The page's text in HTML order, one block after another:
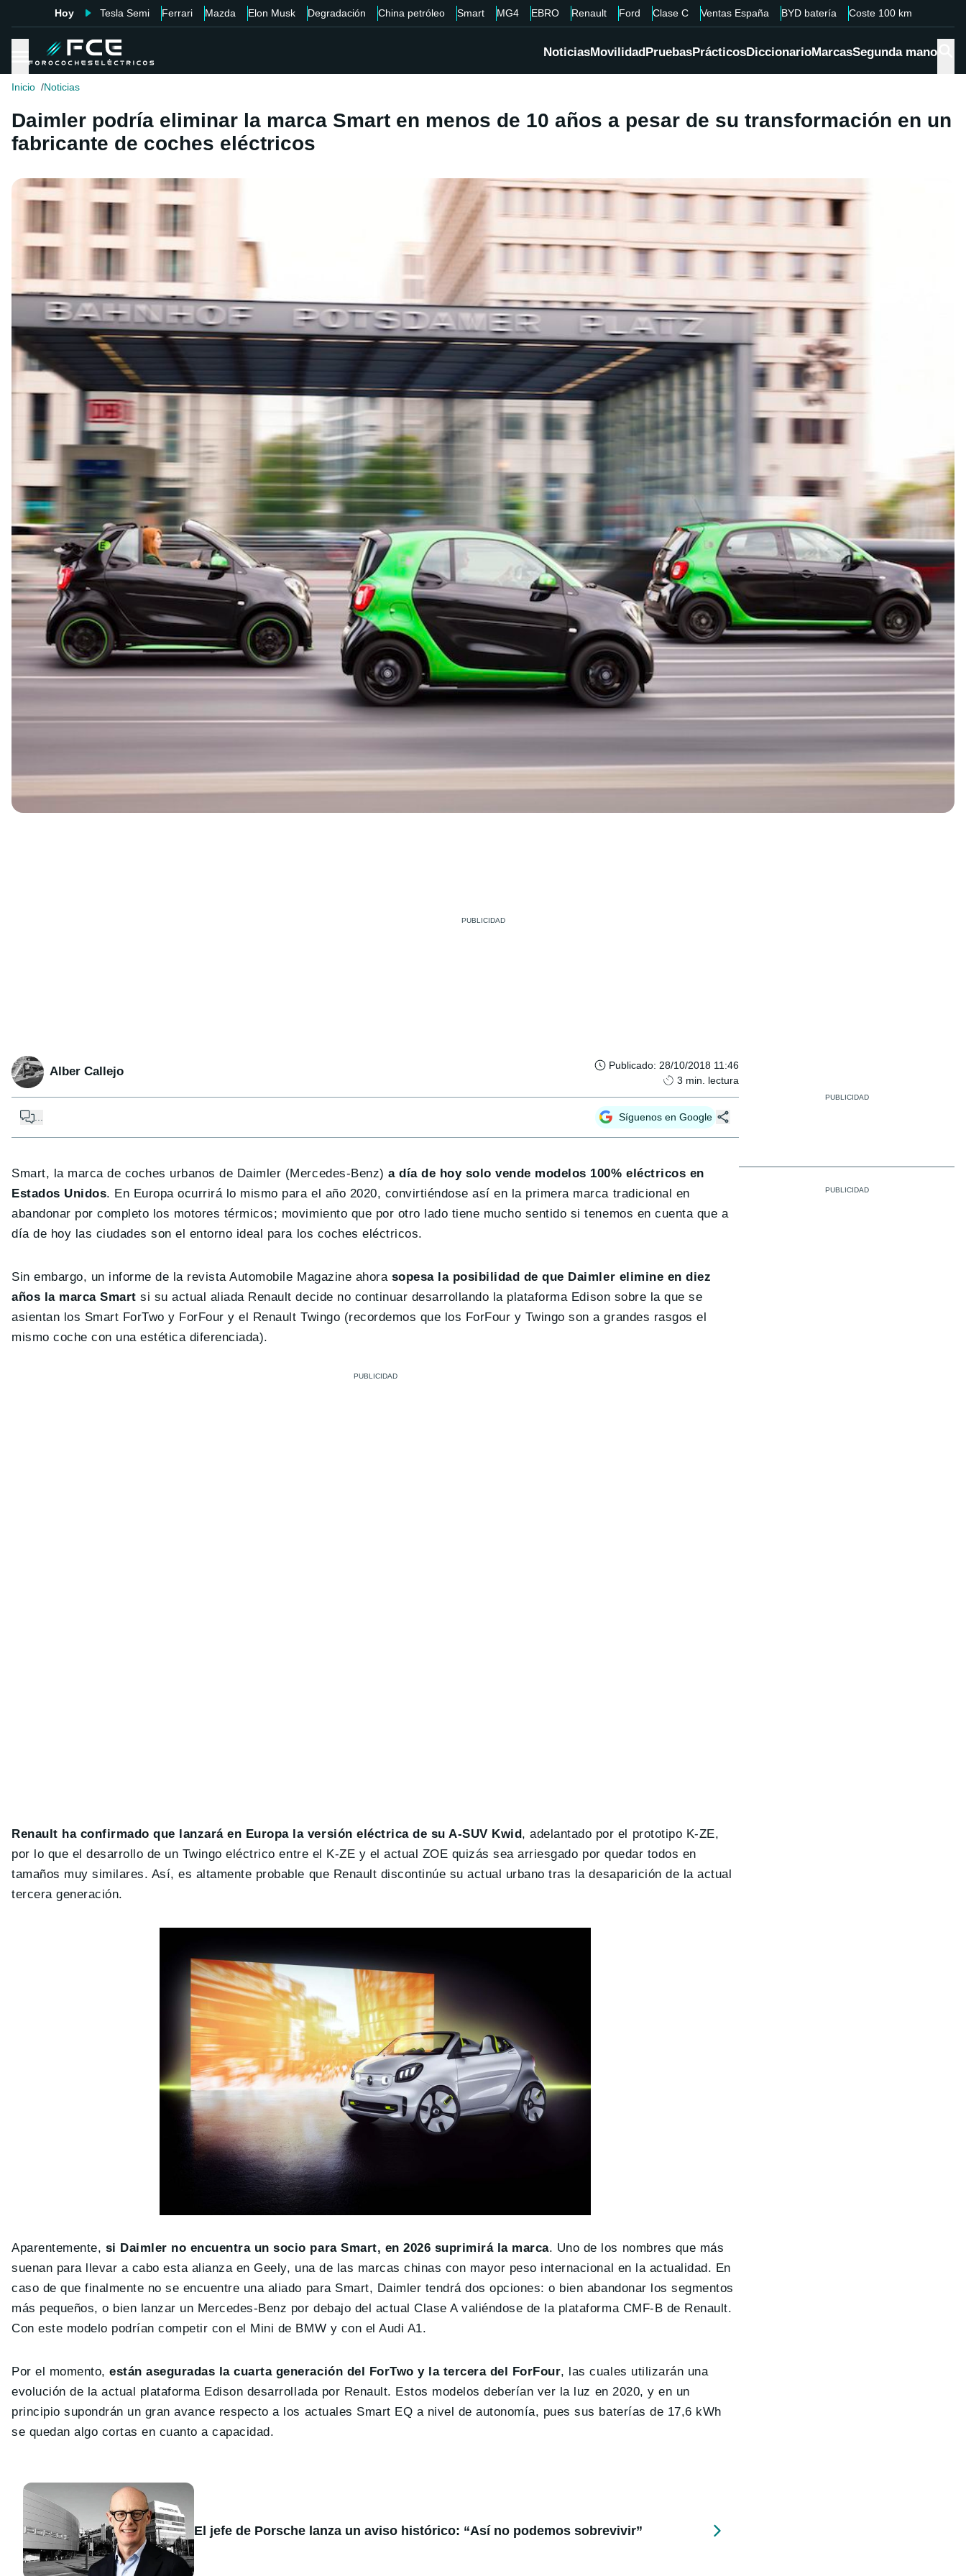
Hoy Tesla Semi Ferrari Mazda Elon Musk Degradación China petróleo Smart MG4 EBRO Renault Ford Clase C Ventas España BYD batería Coste 100 km
NoticiasMovilidadPruebasPrácticosDiccionarioMarcasSegunda mano
Inicio Noticias
Daimler podría eliminar la marca Smart en menos de 10 años a pesar de su transformación en un
fabricante de coches eléctricos
Alber Callejo Publicado: 28/10/2018 11:46
3 min. lectura
Síguenos en Google
Smart, la marca de coches urbanos de Daimler (Mercedes-Benz)a día de hoy solo vende modelos 100% eléctricos en
Estados Unidos. En Europa ocurrirá lo mismo para el año 2020, convirtiéndose así en la primera marca tradicional en
abandonar por completo los motores térmicos; movimiento que por otro lado tiene mucho sentido si tenemos en cuenta que a
día de hoy las ciudades son el entorno ideal para los coches eléctricos.
Sin embargo, un informe de la revista Automobile Magazine ahorasopesa la posibilidad de que Daimler elimine en diez
años la marca Smart si su actual aliada Renault decide no continuar desarrollando la plataforma Edison sobre la que se
asientan los Smart ForTwo y ForFour y el Renault Twingo (recordemos que los ForFour y Twingo son a grandes rasgos el
mismo coche con una estética diferenciada).
Renault ha confirmado que lanzará en Europa la versión eléctrica de su A-SUV Kwid, adelantado por el prototipo K-ZE,
por lo que el desarrollo de un Twingo eléctrico entre el K-ZE y el actual ZOE quizás sea arriesgado por quedar todos en
tamaños muy similares. Así, es altamente probable que Renault discontinúe su actual urbano tras la desaparición de la actual
tercera generación.
Aparentemente, si Daimler no encuentra un socio para Smart, en 2026 suprimirá la marca. Uno de los nombres que más
suenan para llevar a cabo esta alianza en Geely, una de las marcas chinas con mayor peso internacional en la actualidad. En
caso de que finalmente no se encuentre una aliado para Smart, Daimler tendrá dos opciones: o bien abandonar los segmentos
más pequeños, o bien lanzar un Mercedes-Benz por debajo del actual Clase A valiéndose de la plataforma CMF-B de Renault.
Con este modelo podrían competir con el Mini de BMW y con el Audi A1.
Por el momento, están aseguradas la cuarta generación del ForTwo y la tercera del ForFour, las cuales utilizarán una
evolución de la actual plataforma Edison desarrollada por Renault. Estos modelos deberían ver la luz en 2020, y en un
principio supondrán un gran avance respecto a los actuales Smart EQ a nivel de autonomía, pues sus baterías de 17,6 kWh
se quedan algo cortas en cuanto a capacidad.
El jefe de Porsche lanza un aviso histórico: “Así no podemos sobrevivir”